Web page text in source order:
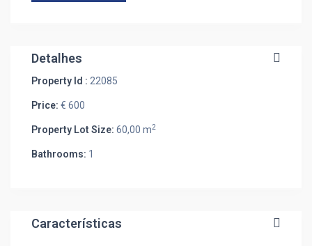
Detalhes
Property Id : 22085
Price: € 600
Property Lot Size: 60,00 m2
Bathrooms: 1
Características